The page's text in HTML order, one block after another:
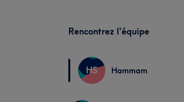
Rencontrez l'équipe
HS Hammam